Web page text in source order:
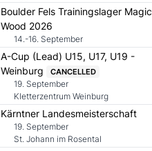
Boulder Fels Trainingslager Magic
Wood 2026
14.-16. September
A-Cup (Lead) U15, U17, U19 -
Weinburg
CANCELLED
19. September
Kletterzentrum Weinburg
Kärntner Landesmeisterschaft
19. September
St. Johann im Rosental